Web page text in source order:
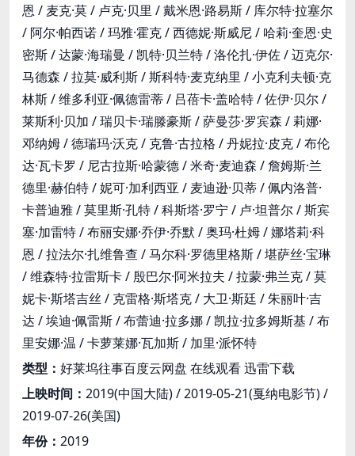
恩 / 麦克·莫 / 卢克·贝里 / 戴米恩·路易斯 / 库尔特·拉塞尔
/ 阿尔·帕西诺 / 玛雅·霍克 / 西德妮·斯威尼 / 哈莉·奎恩·史
密斯 / 达蒙·海瑞曼 / 凯特·贝兰特 / 洛伦扎·伊佐 / 迈克尔·
马德森 / 拉莫·威利斯 / 斯科特·麦克纳里 / 小克利夫顿·克
林斯 / 维多利亚·佩德雷蒂 / 吕蓓卡·盖哈特 / 佐伊·贝尔 /
莱斯利·贝加 / 瑞贝卡·瑞滕豪斯 / 萨曼莎·罗宾森 / 莉娜·
邓纳姆 / 德瑞玛·沃克 / 克鲁·古拉格 / 丹妮拉·皮克 / 布伦
达·瓦卡罗 / 尼古拉斯·哈蒙德 / 米奇·麦迪森 / 詹姆斯·兰
德里·赫伯特 / 妮可·加利西亚 / 麦迪逊·贝蒂 / 佩内洛普·
卡普迪雅 / 莫里斯·孔特 / 科斯塔·罗宁 / 卢·坦普尔 / 斯宾
塞·加雷特 / 布丽安娜·乔伊·乔默 / 奥玛·杜姆 / 娜塔莉·科
恩 / 拉法尔·扎维鲁查 / 马尔科·罗德里格斯 / 堪萨丝·宝琳
/ 维森特·拉雷斯卡 / 殷巴尔·阿米拉夫 / 拉蒙·弗兰克 / 莫
妮卡·斯塔吉丝 / 克雷格·斯塔克 / 大卫·斯廷 / 朱丽叶·吉
达 / 埃迪·佩雷斯 / 布蕾迪·拉多娜 / 凯拉·拉多姆斯基 / 布
里安娜·温 / 卡萝莱娜·瓦加斯 / 加里·派怀特
类型： 好莱坞往事百度云网盘 在线观看 迅雷下载
上映时间： 2019(中国大陆) / 2019-05-21(戛纳电影节) /
2019-07-26(美国)
年份： 2019